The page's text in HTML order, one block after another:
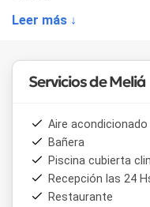
Leer más ↓
Servicios de Meliá
Aire acondicionado
Bañera
Piscina cubierta
Recepción las 24
Restaurante